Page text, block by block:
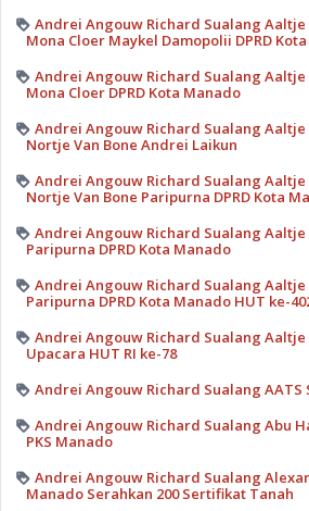
Andrei Angouw Richard Sualang
Mona Cloer Maykel Damopolii DPRD
Andrei Angouw Richard Sualang
Mona Cloer DPRD Kota Manado
Andrei Angouw Richard Sualang
Nortje Van Bone Andrei Laikun
Andrei Angouw Richard Sualang
Nortje Van Bone Paripurna DPRD Kota
Andrei Angouw Richard Sualang
Paripurna DPRD Kota Manado
Andrei Angouw Richard Sualang
Paripurna DPRD Kota Manado HUT ke-
Andrei Angouw Richard Sualang
Upacara HUT RI ke-78
Andrei Angouw Richard Sualang AATS
Andrei Angouw Richard Sualang Abu
PKS Manado
Andrei Angouw Richard Sualang
Manado Serahkan 200 Sertifikat Tanah